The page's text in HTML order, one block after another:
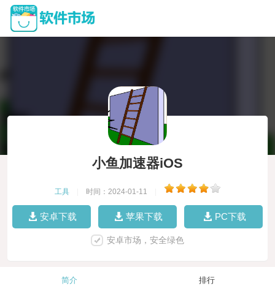
小鱼加速器iOS
工具 时间：2024-01-11
安卓下载 苹果下载 PC下载
安卓市场，安全绿色
简介 排行